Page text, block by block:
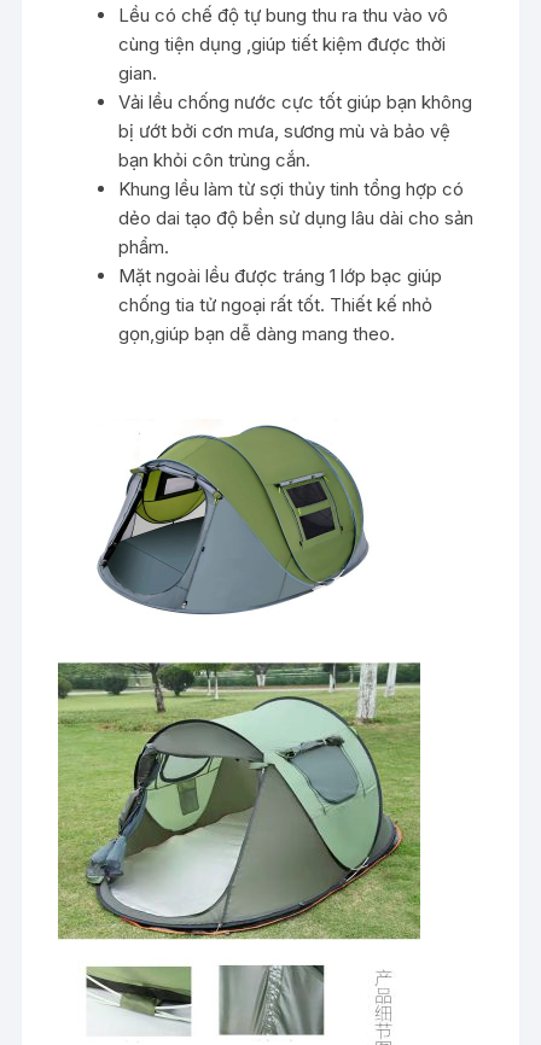
Lều có chế độ tự bung thu ra thu vào vô
cùng tiện dụng ,giúp tiết kiệm được thời
gian.
Vải lều chống nước cực tốt giúp bạn không
bị ướt bởi cơn mưa, sương mù và bảo vệ
bạn khỏi côn trùng cắn.
Khung lều làm từ sợi thủy tinh tổng hợp có
dẻo dai tạo độ bền sử dụng lâu dài cho sản
phẩm.
Mặt ngoài lều được tráng 1 lớp bạc giúp
chống tia tử ngoại rất tốt. Thiết kế nhỏ
gọn,giúp bạn dễ dàng mang theo.